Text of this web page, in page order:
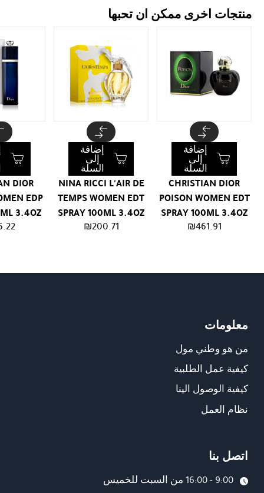
منتجات اخرى ممكن ان تحبها
CHRISTIAN DIOR
POISON WOMEN EDT
SPRAY 100ML 3.4OZ
₪461.91
إضافة
إلى
السلة
NINA RICCI L'AIR DE
TEMPS WOMEN EDT
SPRAY 100ML 3.4OZ
₪200.71
إضافة
إلى
السلة
DIOR
EDP
3.4OZ
معلومات
من هو وطني مول
كيفية عمل الطلبية
كيفية الوصول الينا
نظام العمل
اتصل بنا
9:00 - 16:00 من السبت للخميس